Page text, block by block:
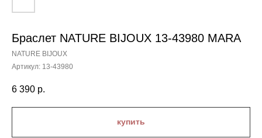
Браслет NATURE BIJOUX 13-43980 MARA
NATURE BIJOUX
Артикул: 13-43980
6 390 р.
купить